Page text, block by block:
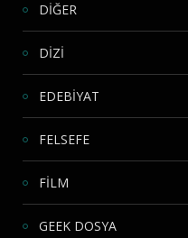
DİĞER
DİZİ
EDEBİYAT
FELSEFE
FİLM
GEEK DOSYA